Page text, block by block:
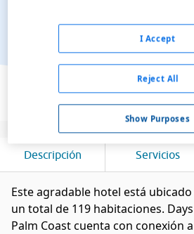
Ver en el mapa
Descripción Servicios
Este agradable hotel está
un total de 119 habitaciones.
Palm Coast cuenta con conexión
Show Purposes
Reject All
I Accept